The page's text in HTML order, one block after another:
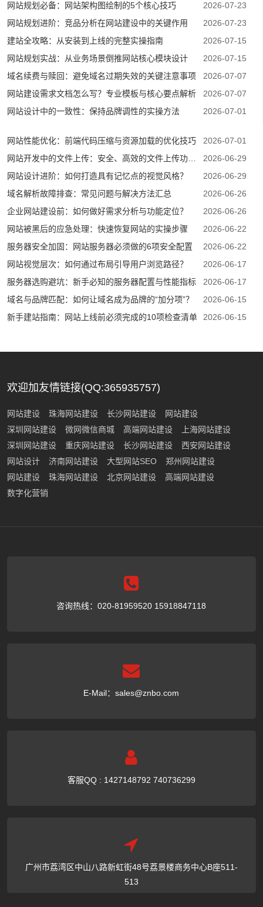
2026-07-23
网站规划必备：网站架构图绘制的5个核心技巧
2026-07-23
网站规划进阶：竞品分析在网站建设中的关键作用
2026-07-15
建站全攻略：从安装到上线的完整实操指南
2026-07-15
网站规划实战：从业务场景倒推网站核心模块设计
2026-07-07
域名续费与赎回：避免域名过期失效的关键注意事项
2026-07-07
网站建设需求文档怎么写？专业模板与核心要点解析
2026-07-01
网站设计中的一致性：保持品牌调性的实操方法
2026-07-01
网站性能优化：前端代码压缩与资源加载的优化技巧
2026-06-29
网站开发中的文件上传：安全、高效的文件上传功能实现
2026-06-29
网站设计进阶：如何打造具有记忆点的视觉风格？
2026-06-26
域名解析故障排查：常见问题与解决方法汇总
2026-06-26
企业网站建设前：如何做好需求分析与功能定位？
2026-06-22
网站被黑后的应急处理：快速恢复网站的实操步骤
2026-06-22
服务器安全加固：网站服务器必须做的6项安全配置
2026-06-17
网站视觉层次：如何通过布局引导用户浏览路径？
2026-06-17
服务器选购避坑：新手必知的服务器配置与性能指标
2026-06-15
域名与品牌匹配：如何让域名成为品牌的“加分项”？
2026-06-15
新手建站指南：网站上线前必须完成的10项检查清单
欢迎加友情链接(QQ:365935757)
网站建设 珠海网站建设 长沙网站建设
网站建设
深圳网站建设
微网微信商城 高端网站建设
上海网站建设
深圳网站建设
重庆网站建设 长沙网站建设
西安网站建设
网站设计
济南网站建设 大型网站SEO
郑州网站建设
网站建设
珠海网站建设 北京网站建设
高端网站建设
数字化营销
咨询热线：020-81959520 15918847118
E-Mail：sales@znbo.com
客服QQ : 1427148792 740736299
广州市荔湾区中山八路新虹街48号荔景楼商务中心B座511-
513